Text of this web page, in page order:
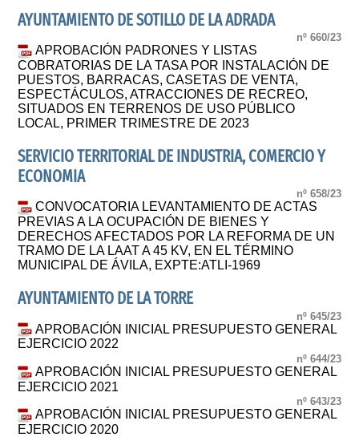
AYUNTAMIENTO DE SOTILLO DE LA ADRADA
nº 660/23
APROBACIÓN PADRONES Y LISTAS
COBRATORIAS DE LA TASA POR INSTALACIÓN DE
PUESTOS, BARRACAS, CASETAS DE VENTA,
ESPECTÁCULOS, ATRACCIONES DE RECREO,
SITUADOS EN TERRENOS DE USO PÚBLICO
LOCAL, PRIMER TRIMESTRE DE 2023
SERVICIO TERRITORIAL DE INDUSTRIA, COMERCIO Y
ECONOMIA
nº 658/23
CONVOCATORIA LEVANTAMIENTO DE ACTAS
PREVIAS A LA OCUPACIÓN DE BIENES Y
DERECHOS AFECTADOS POR LA REFORMA DE UN
TRAMO DE LA LAAT A 45 KV, EN EL TÉRMINO
MUNICIPAL DE ÁVILA, EXPTE:ATLI-1969
AYUNTAMIENTO DE LA TORRE
nº 645/23
APROBACIÓN INICIAL PRESUPUESTO GENERAL
EJERCICIO 2022
nº 644/23
APROBACIÓN INICIAL PRESUPUESTO GENERAL
EJERCICIO 2021
nº 643/23
APROBACIÓN INICIAL PRESUPUESTO GENERAL
EJERCICIO 2020